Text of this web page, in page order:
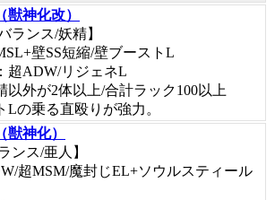
獣神化改）
ランス/妖精】
壁SS短縮/壁ブーストL
超ADW/リジェネL
以外が2体以上/合計ラック100以上
Lの乗る直殴りが強力。
獣神化）
ンス/亜人】
超MSM/魔封じEL+ソウルスティール